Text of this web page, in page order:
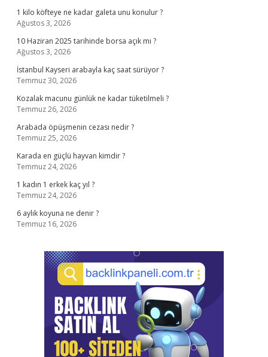
1 kilo köfteye ne kadar galeta unu konulur ?
Ağustos 3, 2026
10 Haziran 2025 tarihinde borsa açık mı ?
Ağustos 3, 2026
İstanbul Kayseri arabayla kaç saat sürüyor ?
Temmuz 30, 2026
Kozalak macunu günlük ne kadar tüketilmeli ?
Temmuz 26, 2026
Arabada öpüşmenin cezası nedir ?
Temmuz 25, 2026
Karada en güçlü hayvan kimdir ?
Temmuz 24, 2026
1 kadın 1 erkek kaç yıl ?
Temmuz 24, 2026
6 aylık koyuna ne denir ?
Temmuz 16, 2026